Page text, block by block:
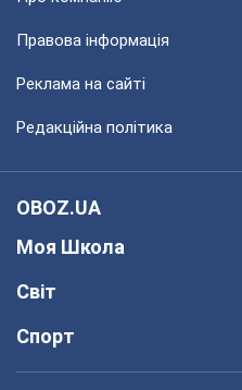
Правова інформація
Реклама на сайті
Редакційна політика
OBOZ.UA
Моя Школа
Світ
Спорт